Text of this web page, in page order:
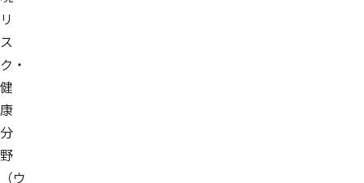
リ
ス
ク・
健
康
分
野
（ウ